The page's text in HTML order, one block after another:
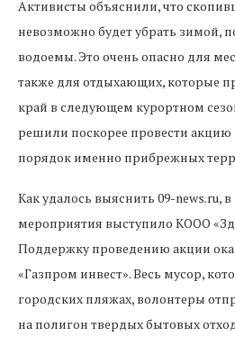
Активисты объяснили, что
невозможно будет убрать зимой,
водоемы. Это очень опасно для
также для отдыхающих, которые
край в следующем курортном
решили поскорее провести
порядок именно прибрежных
Как удалось выяснить 09-news.ru,
мероприятия выступило КООО
Поддержку проведению акции
«Газпром инвест». Весь мусор,
городских пляжах, волонтеры
на полигон твердых бытовых